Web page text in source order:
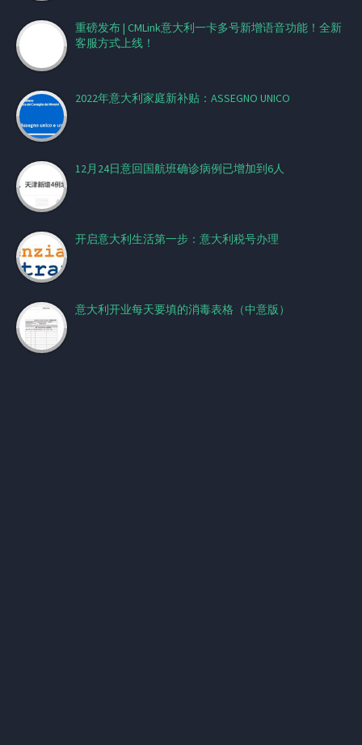
重磅发布 | CMLink意大利一卡多号新增语音功能！全新
客服方式上线！
2022年意大利家庭新补贴：ASSEGNO UNICO
12月24日意回国航班确诊病例已增加到6人
开启意大利生活第一步：意大利税号办理
意大利开业每天要填的消毒表格（中意版）